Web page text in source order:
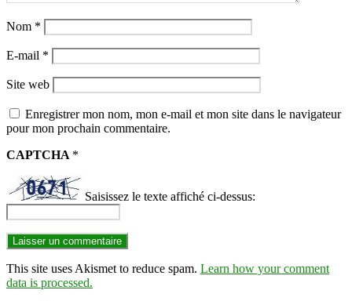
Nom *
E-mail *
Site web
Enregistrer mon nom, mon e-mail et mon site dans le navigateur
pour mon prochain commentaire.
CAPTCHA *
Saisissez le texte affiché ci-dessus:
This site uses Akismet to reduce spam. Learn how your comment
data is processed.